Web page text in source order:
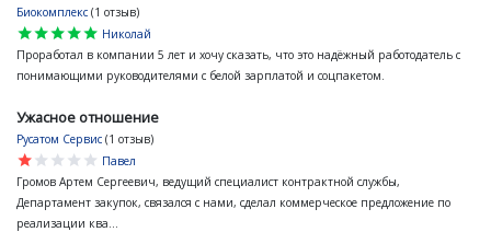
Биокомплекс (1 отзыв)
star
star
star
star
star
Николай
Проработал в компании 5 лет и хочу сказать, что это надёжный работодатель с
понимающими руководителями с белой зарплатой и соцпакетом.
Ужасное отношение
Русатом Сервис (1 отзыв)
star
star
star
star
star
Павел
Громов Артем Сергеевич, ведущий специалист контрактной службы,
Департамент закупок, связался с нами, сделал коммерческое предложение по
реализации ква...